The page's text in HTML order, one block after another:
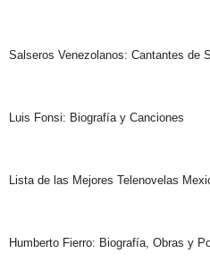
Salseros Venezolanos: Cantantes de
Luis Fonsi: Biografía y Canciones
Lista de las Mejores Telenovelas
Humberto Fierro: Biografía, Obras y